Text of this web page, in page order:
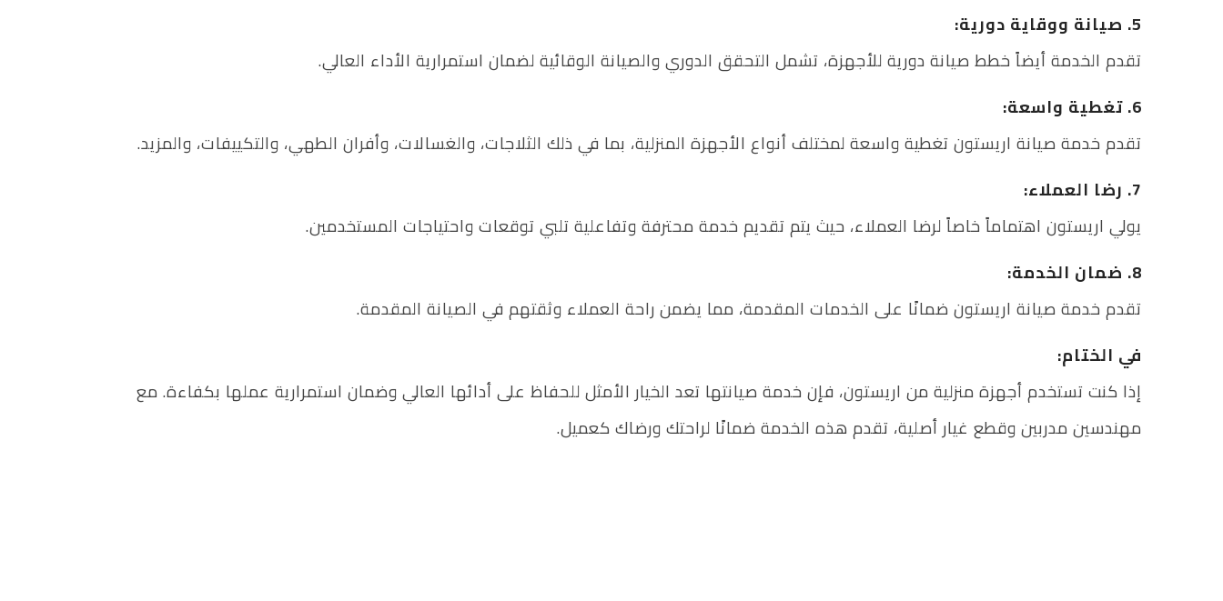
5. صيانة ووقاية دورية:
تقدم الخدمة أيضاً خطط صيانة دورية للأجهزة، تشمل التحقق الدوري والصيانة الوقائية لضمان استمرارية الأداء العالي.
6. تغطية واسعة:
تقدم خدمة صيانة اريستون تغطية واسعة لمختلف أنواع الأجهزة المنزلية، بما في ذلك الثلاجات، والغسالات، وأفران الطهي، والتكييفات، والمزيد.
7. رضا العملاء:
يولي اريستون اهتماماً خاصاً لرضا العملاء، حيث يتم تقديم خدمة محترفة وتفاعلية تلبي توقعات واحتياجات المستخدمين.
8. ضمان الخدمة:
تقدم خدمة صيانة اريستون ضمانًا على الخدمات المقدمة، مما يضمن راحة العملاء وثقتهم في الصيانة المقدمة.
في الختام:
إذا كنت تستخدم أجهزة منزلية من اريستون، فإن خدمة صيانتها تعد الخيار الأمثل للحفاظ على أدائها العالي وضمان استمرارية عملها بكفاءة. مع
مهندسين مدربين وقطع غيار أصلية، تقدم هذه الخدمة ضمانًا لراحتك ورضاك كعميل.